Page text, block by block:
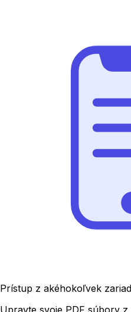
Prístup z akéhokoľvek